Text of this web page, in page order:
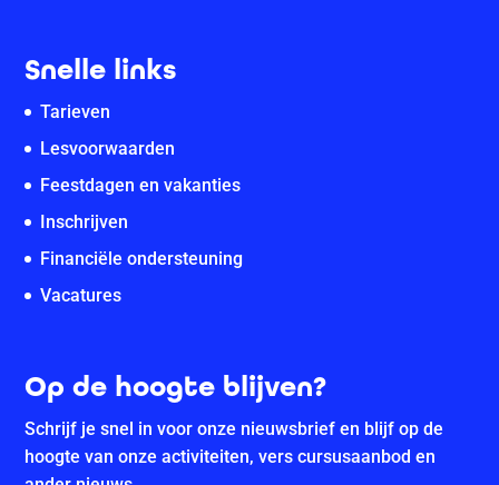
Snelle links
Tarieven
Lesvoorwaarden
Feestdagen en vakanties
Inschrijven
Financiële ondersteuning
Vacatures
Op de hoogte blijven?
Schrijf je snel in voor onze nieuwsbrief en blijf op de
hoogte van onze activiteiten, vers cursusaanbod en